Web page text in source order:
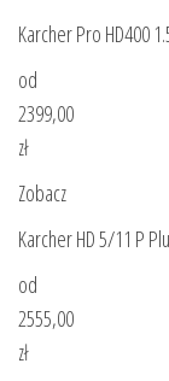
Karcher Pro HD400
od
2399,00
zł
Zobacz
Karcher HD 5/11 P
od
2555,00
zł